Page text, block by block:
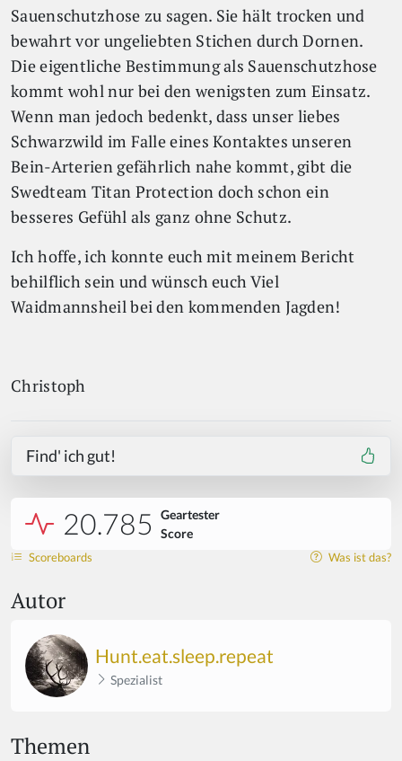
Sauenschutzhose zu sagen. Sie hält trocken und
bewahrt vor ungeliebten Stichen durch Dornen.
Die eigentliche Bestimmung als Sauenschutzhose
kommt wohl nur bei den wenigsten zum Einsatz.
Wenn man jedoch bedenkt, dass unser liebes
Schwarzwild im Falle eines Kontaktes unseren
Bein-Arterien gefährlich nahe kommt, gibt die
Swedteam Titan Protection doch schon ein
besseres Gefühl als ganz ohne Schutz.
Ich hoffe, ich konnte euch mit meinem Bericht
behilflich sein und wünsch euch Viel
Waidmannsheil bei den kommenden Jagden!
Christoph
Find' ich gut!
20.785
Geartester
Score
Scoreboards Was ist das?
Autor
Hunt.eat.sleep.repeat
Spezialist
Themen